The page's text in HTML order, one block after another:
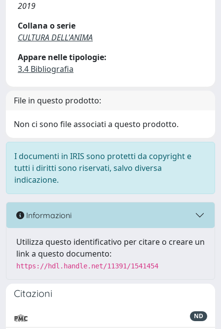
2019
Collana o serie
CULTURA DELL'ANIMA
Appare nelle tipologie:
3.4 Bibliografia
File in questo prodotto:
Non ci sono file associati a questo prodotto.
I documenti in IRIS sono protetti da copyright e
tutti i diritti sono riservati, salvo diversa
indicazione.
Informazioni
Utilizza questo identificativo per citare o creare un
link a questo documento:
https://hdl.handle.net/11391/1541454
Citazioni
ND